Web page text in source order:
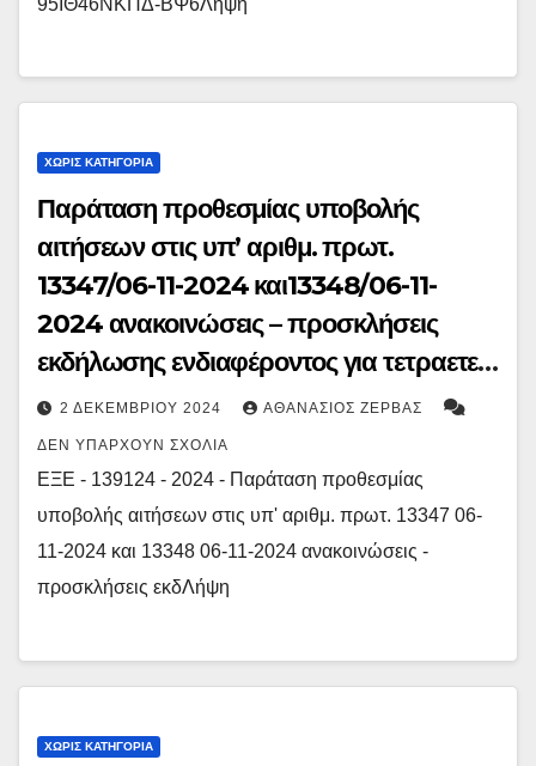
ΧΩΡΊΣ ΚΑΤΗΓΟΡΊΑ
Παράταση προθεσμίας υποβολής
αιτήσεων στις υπ’ αριθμ. πρωτ.
13347/06-11-2024 και13348/06-11-
2024 ανακοινώσεις – προσκλήσεις
εκδήλωσης ενδιαφέροντος για τετραετείς
αποσπάσεις στο Ινστιτούτο
Εκπαιδευτικής Πολιτικής (Ι.Ε.Π.)
2 ΔΕΚΕΜΒΡΊΟΥ 2024 ΑΘΑΝΆΣΙΟΣ ΖΈΡΒΑΣ
ΔΕΝ ΥΠΆΡΧΟΥΝ ΣΧΌΛΙΑ
ΕΞΕ - 139124 - 2024 - Παράταση προθεσμίας
υποβολής αιτήσεων στις υπ' αριθμ. πρωτ. 13347 06-
11-2024 και 13348 06-11-2024 ανακοινώσεις -
προσκλήσεις εκδΛήψη
ΧΩΡΊΣ ΚΑΤΗΓΟΡΊΑ